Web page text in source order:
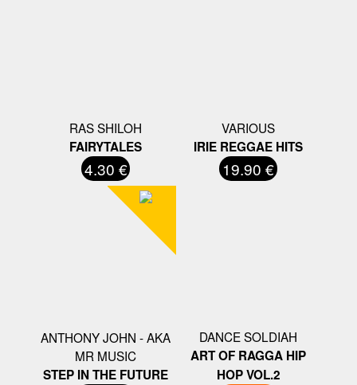
RAS SHILOH
FAIRYTALES
4.30 €
VARIOUS
IRIE REGGAE HITS
19.90 €
ANTHONY JOHN - AKA
MR MUSIC
STEP IN THE FUTURE
DANCE SOLDIAH
ART OF RAGGA HIP
HOP VOL.2